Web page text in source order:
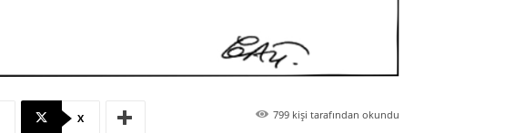
X 799 kişi tarafından okundu